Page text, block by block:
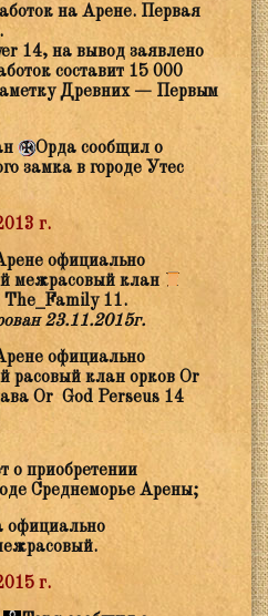
на Арене. Первая
14, на вывод заявлено
составит 15 000
Древних — Первым
Орда сообщил о
замка в городе Утес
г.
официально
межрасовый клан
The_Family 11.
23.11.2015г.
официально
расовый клан орков Or
Or God Perseus 14
о приобретении
Среднеморье Арены;
официально
г.